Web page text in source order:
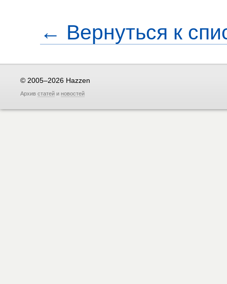
← Вернуться к
© 2005–2026 Hazzen
Архив статей и новостей